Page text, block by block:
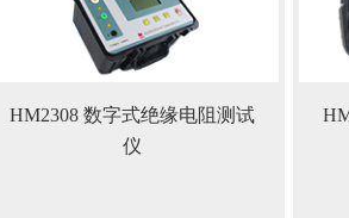
HM2308 数字式绝缘电阻测试
仪